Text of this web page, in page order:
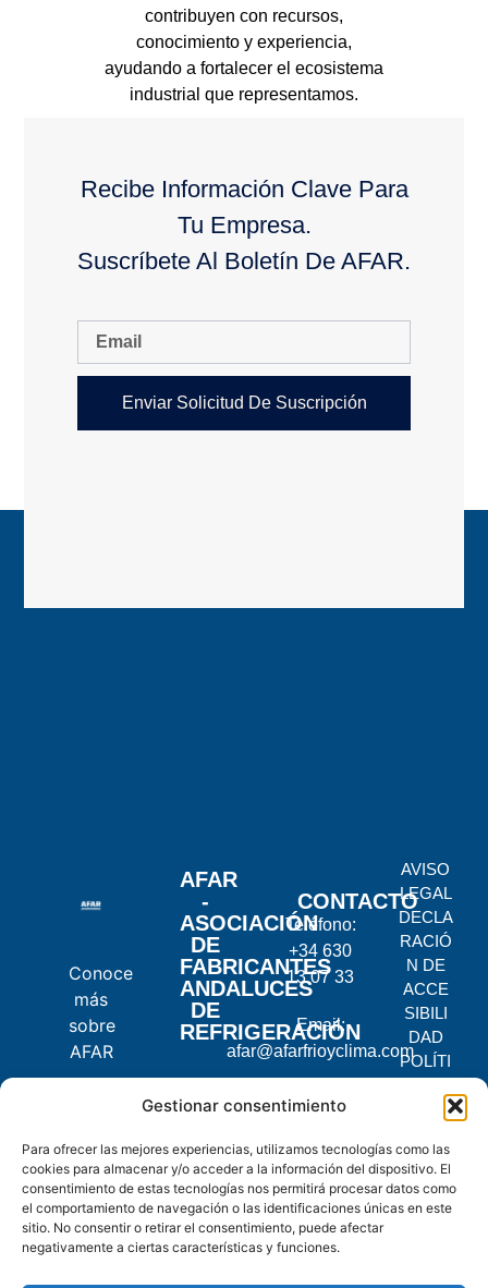
Gestionar consentimiento
Para ofrecer las mejores experiencias, utilizamos tecnologías como las
cookies para almacenar y/o acceder a la información del dispositivo. El
consentimiento de estas tecnologías nos permitirá procesar datos como
el comportamiento de navegación o las identificaciones únicas en este
sitio. No consentir o retirar el consentimiento, puede afectar
negativamente a ciertas características y funciones.
contribuyen con recursos,
conocimiento y experiencia,
ayudando a fortalecer el ecosistema
industrial que representamos.
Recibe Información Clave Para
Tu Empresa.
Suscríbete Al Boletín De AFAR.
Enviar Solicitud De Suscripción
Conoce
más
sobre
AFAR
AFAR
-
ASOCIACIÓN
DE
FABRICANTES
ANDALUCES
DE
REFRIGERACIÓN
CONTACTO
Teléfono:
+34 630
13 07 33
Email:
afar@afarfrioyclima.com
C.
2, 14900
Lucena,
Córdoba
AVISO
LEGAL
DECLA
RACIÓ
N DE
ACCE
SIBILI
DAD
POLÍTI
PRIVA
POLÍTI
CA DE
COOKI